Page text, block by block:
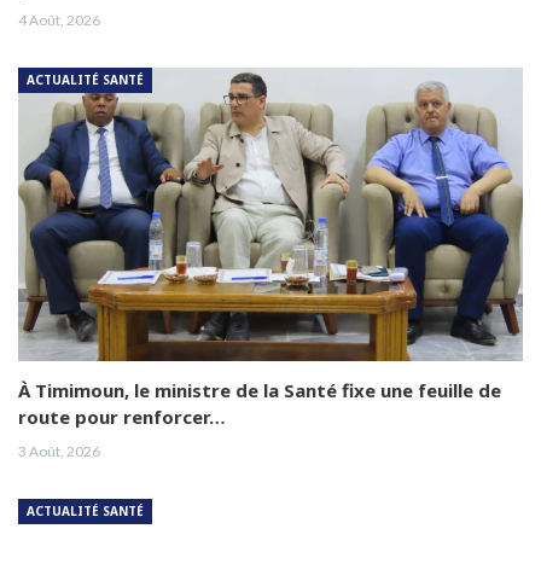
4 Août, 2026
ACTUALITÉ SANTÉ
À Timimoun, le ministre de la Santé fixe une feuille de
route pour renforcer…
3 Août, 2026
ACTUALITÉ SANTÉ